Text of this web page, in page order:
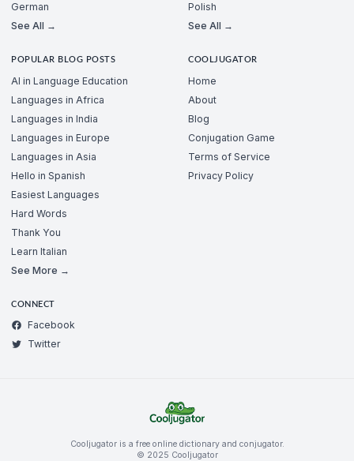
German
See All →
Polish
See All →
POPULAR BLOG POSTS
AI in Language Education
Languages in Africa
Languages in India
Languages in Europe
Languages in Asia
Hello in Spanish
Easiest Languages
Hard Words
Thank You
Learn Italian
See More →
COOLJUGATOR
Home
About
Blog
Conjugation Game
Terms of Service
Privacy Policy
CONNECT
Facebook
Twitter
Cooljugator is a free online dictionary and conjugator.
© 2025 Cooljugator